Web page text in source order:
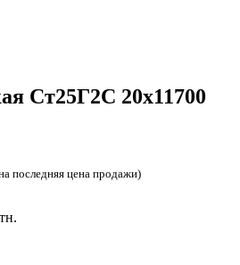
Ст25Г2С 20x11700
последняя цена продажи)